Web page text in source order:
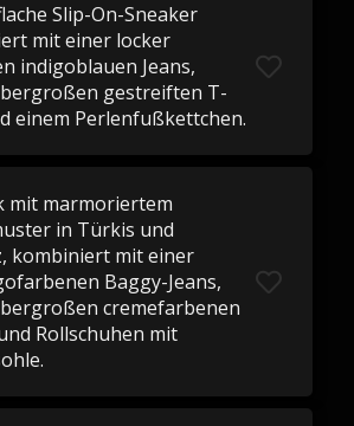
Slip-On-Sneaker
mit einer locker
indigoblauen Jeans,
gestreiften T-
einem Perlenfußkettchen.
mit marmoriertem
in Türkis und
kombiniert mit einer
Baggy-Jeans,
cremefarbenen
Rollschuhen mit